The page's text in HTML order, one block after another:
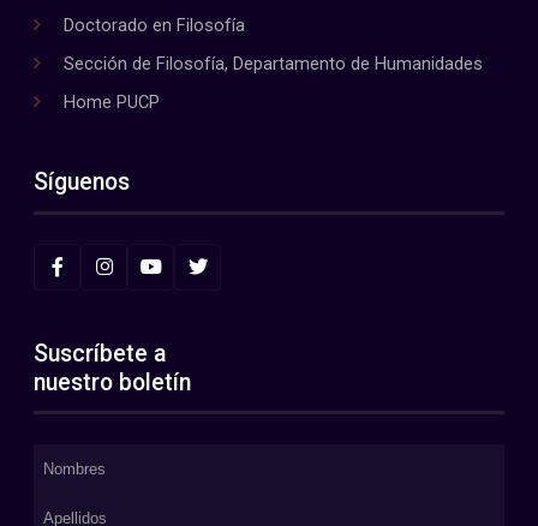
Doctorado en Filosofía
Sección de Filosofía, Departamento de Humanidades
Home PUCP
Síguenos
Suscríbete a
nuestro boletín